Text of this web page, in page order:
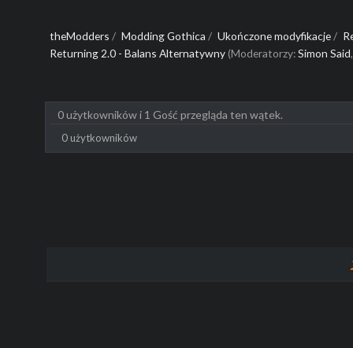
theModders / Modding Gothica / Ukończone modyfikacje/
Returning 2.0 - Balans Alternatywny(Moderatorzy:Simon Said
0 użytkowników i 1 Gość przegląda ten wątek.
0 użytkowników